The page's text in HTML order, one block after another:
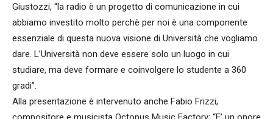
Giustozzi, “la radio è un progetto di comunicazione in cui
abbiamo investito molto perchè per noi è una componente
essenziale di questa nuova visione di Università che vogliamo
dare. L’Università non deve essere solo un luogo in cui
studiare, ma deve formare e coinvolgere lo studente a 360
gradi”.
Alla presentazione è intervenuto anche Fabio Frizzi,